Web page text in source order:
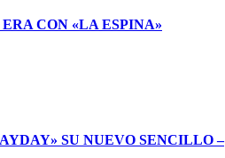
CON «LA ESPINA»
SU NUEVO SENCILLO –